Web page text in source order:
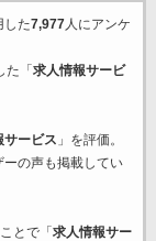
した7,977人にアンケ
た「 求人情報サービ
サービス 」を評価。
の声も掲載してい
とで「 求人情報サー